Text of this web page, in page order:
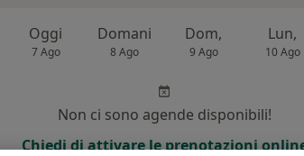
Oggi
7 Ago
Domani
8 Ago
Dom,
9 Ago
Lun,
10 Ago
Non ci sono agende disponibili!
Chiedi di attivare le prenotazioni